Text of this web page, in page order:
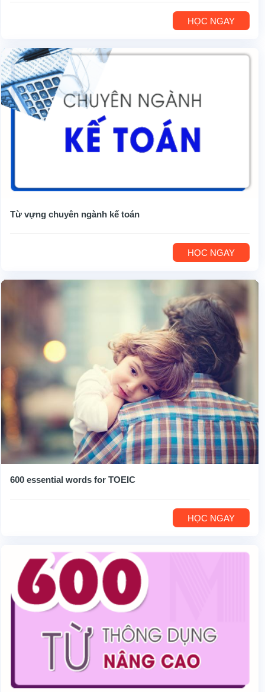
HỌC NGAY
Từ vựng chuyên ngành kế toán
HỌC NGAY
600 essential words for TOEIC
HỌC NGAY